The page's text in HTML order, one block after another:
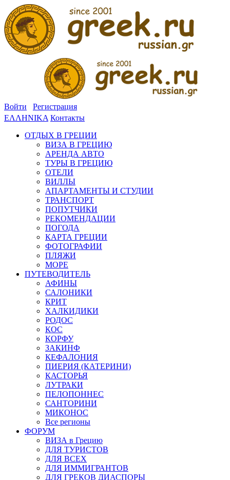
Войти
Регистрация
ΕΛΛΗΝΙΚΑ Контакты
ОТДЫХ В ГРЕЦИИ
ВИЗА В ГРЕЦИЮ
АРЕНДА АВТО
ТУРЫ В ГРЕЦИЮ
ОТЕЛИ
ВИЛЛЫ
АПАРТАМЕНТЫ И СТУДИИ
ТРАНСПОРТ
ПОПУТЧИКИ
РЕКОМЕНДАЦИИ
ПОГОДА
КАРТА ГРЕЦИИ
ФОТОГРАФИИ
ПЛЯЖИ
МОРЕ
ПУТЕВОДИТЕЛЬ
АФИНЫ
САЛОНИКИ
КРИТ
ХАЛКИДИКИ
РОДОС
КОС
КОРФУ
ЗАКИНФ
КЕФАЛОНИЯ
ПИЕРИЯ (КАТЕРИНИ)
КАСТОРЬЯ
ЛУТРАКИ
ПЕЛОПОННЕС
САНТОРИНИ
МИКОНОС
Все регионы
ФОРУМ
ВИЗА в Грецию
ДЛЯ ТУРИСТОВ
ДЛЯ ВСЕХ
ДЛЯ ИММИГРАНТОВ
ДЛЯ ГРЕКОВ ДИАСПОРЫ